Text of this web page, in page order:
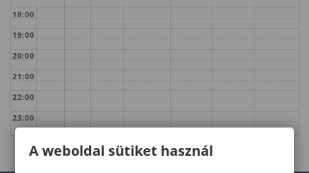
18:00
19:00
20:00
21:00
22:00
23:00
A weboldal sütiket használ